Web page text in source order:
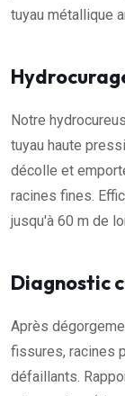
tuyau métallique
Notre
tuyau haute
décolle et
racines fines.
jusqu'à 60 m de
Diagnostic
Après
fissures, racines
défaillants.